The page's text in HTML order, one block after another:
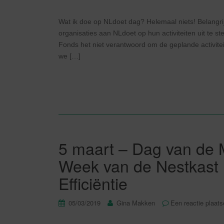
Wat ik doe op NLdoet dag? Helemaal niets!
organisaties aan NLdoet op hun activiteiten uit te
Fonds het niet verantwoord om de geplande
we […]
5 maart – Dag van de
Week van de
Efficiëntie
05/03/2019 Gina Makken Een reactie